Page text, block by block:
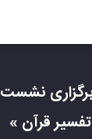
قرآن »